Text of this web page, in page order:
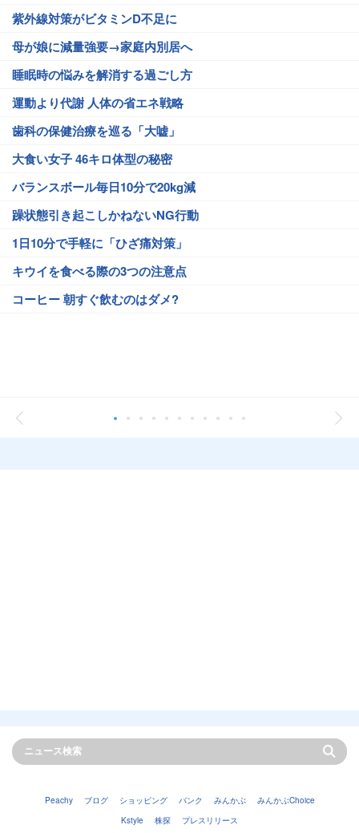
紫外線対策がビタミンD不足に
母が娘に減量強要→家庭内別居へ
睡眠時の悩みを解消する過ごし方
運動より代謝 人体の省エネ戦略
歯科の保健治療を巡る「大嘘」
大食い女子 46キロ体型の秘密
バランスボール毎日10分で20kg減
躁状態引き起こしかねないNG行動
1日10分で手軽に「ひざ痛対策」
キウイを食べる際の3つの注意点
コーヒー 朝すぐ飲むのはダメ?
Peachy ブログ ショッピング バンク みんかぶ
みんかぶChoice
Kstyle
株探 プレスリリース